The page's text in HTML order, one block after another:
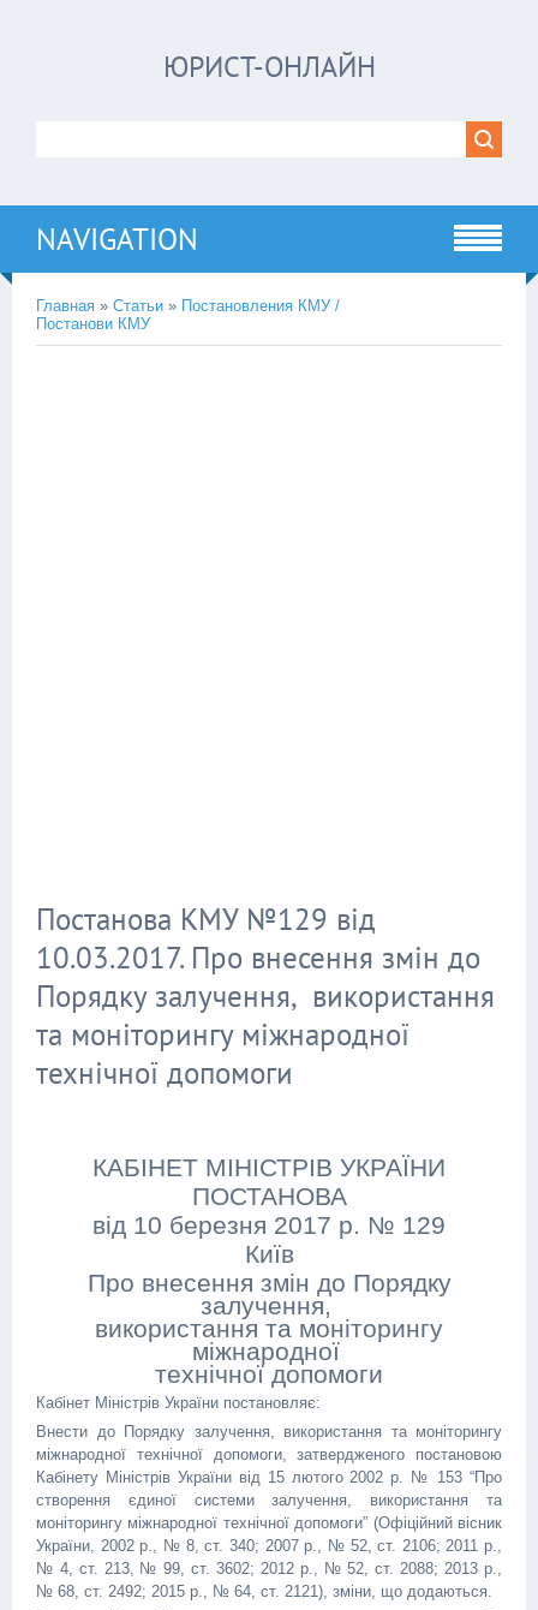
ЮРИСТ-ОНЛАЙН
NAVIGATION
Главная » Статьи » Постановления КМУ /
Постанови КМУ
Постанова КМУ №129 від
10.03.2017. Про внесення змін до
Порядку залучення, використання
та моніторингу міжнародної
технічної допомоги
КАБІНЕТ МІНІСТРІВ УКРАЇНИ
ПОСТАНОВА
від 10 березня 2017 р. № 129
Київ
Про внесення змін до Порядку
залучення,
використання та моніторингу
міжнародної
технічної допомоги
Кабінет Міністрів України постановляє:
Внести до Порядку залучення, використання та моніторингу
міжнародної технічної допомоги, затвердженого постановою
Кабінету Міністрів України від 15 лютого 2002 р. № 153 “Про
створення єдиної системи залучення, використання та
моніторингу міжнародної технічної допомоги” (Офіційний вісник
України, 2002 р., № 8, ст. 340; 2007 р., № 52, ст. 2106; 2011 р.,
№ 4, ст. 213, № 99, ст. 3602; 2012 р., № 52, ст. 2088; 2013 р.,
№ 68, ст. 2492; 2015 р., № 64, ст. 2121), зміни, що додаються.